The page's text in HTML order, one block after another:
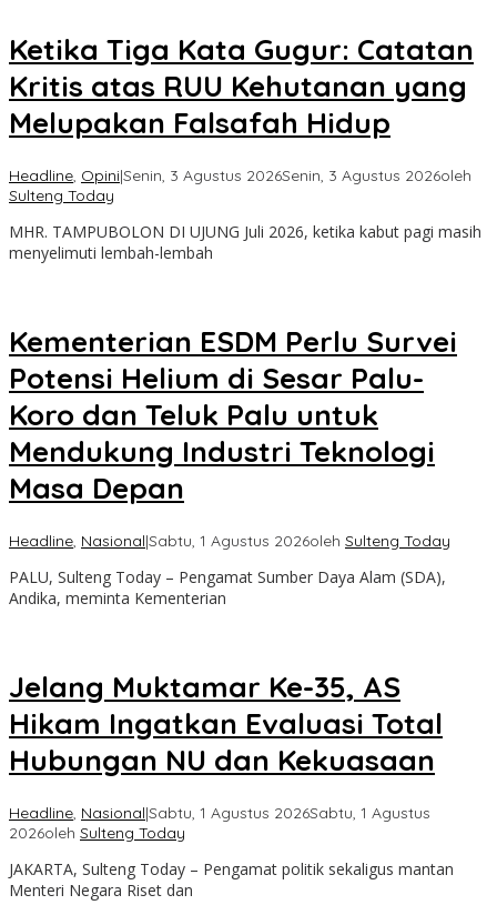
Ketika Tiga Kata Gugur: Catatan
Kritis atas RUU Kehutanan yang
Melupakan Falsafah Hidup
Headline, Opini|Senin, 3 Agustus 2026Senin, 3 Agustus 2026oleh
Sulteng Today
MHR. TAMPUBOLON DI UJUNG Juli 2026, ketika kabut pagi masih
menyelimuti lembah-lembah
Kementerian ESDM Perlu Survei
Potensi Helium di Sesar Palu-
Koro dan Teluk Palu untuk
Mendukung Industri Teknologi
Masa Depan
Headline, Nasional|Sabtu, 1 Agustus 2026oleh Sulteng Today
PALU, Sulteng Today – Pengamat Sumber Daya Alam (SDA),
Andika, meminta Kementerian
Jelang Muktamar Ke-35, AS
Hikam Ingatkan Evaluasi Total
Hubungan NU dan Kekuasaan
Headline, Nasional|Sabtu, 1 Agustus 2026Sabtu, 1 Agustus
2026oleh Sulteng Today
JAKARTA, Sulteng Today – Pengamat politik sekaligus mantan
Menteri Negara Riset dan